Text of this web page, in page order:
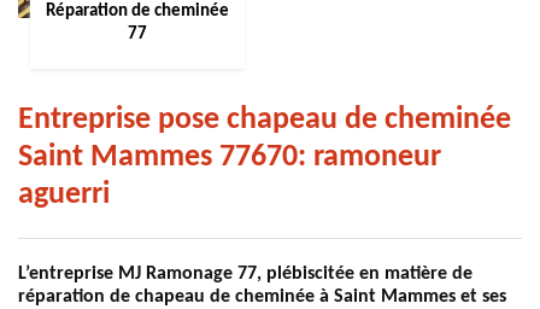
Réparation de cheminée
77
Entreprise pose chapeau de cheminée
Saint Mammes 77670: ramoneur
aguerri
L’entreprise MJ Ramonage 77, plébiscitée en matière de
réparation de chapeau de cheminée à Saint Mammes et ses